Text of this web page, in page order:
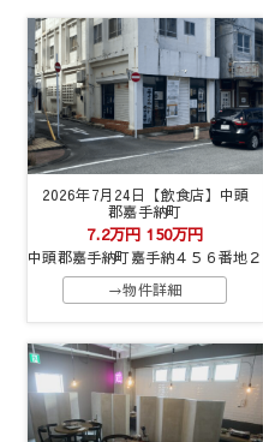
2026年7月24日【飲食店】中頭
郡嘉手納町
7.2万円 150万円
中頭郡嘉手納町嘉手納４５６番地２
→物件詳細